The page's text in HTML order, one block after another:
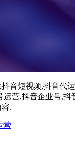
音短视频,抖音代
运营,抖音企业号,抖
.
营